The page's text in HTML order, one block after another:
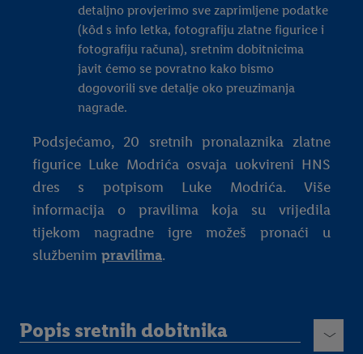
detaljno provjerimo sve zaprimljene podatke
(kôd s info letka, fotografiju zlatne figurice i
fotografiju računa), sretnim dobitnicima
javit ćemo se povratno kako bismo
dogovorili sve detalje oko preuzimanja
nagrade.
Podsjećamo, 20 sretnih pronalaznika zlatne
figurice Luke Modrića osvaja uokvireni HNS
dres s potpisom Luke Modrića. Više
informacija o pravilima koja su vrijedila
tijekom nagradne igre možeš pronaći u
službenim pravilima.
Popis sretnih dobitnika